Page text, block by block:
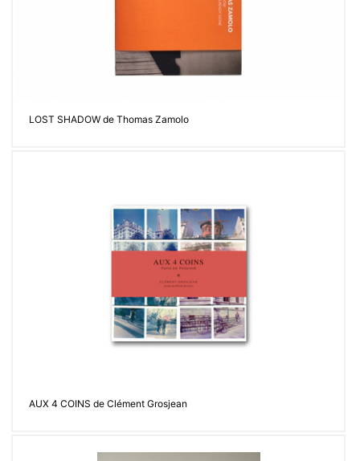
LOST SHADOW de Thomas Zamolo
AUX 4 COINS de Clément Grosjean